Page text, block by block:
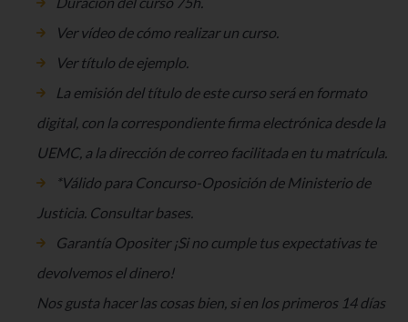
Ver vídeo de cómo realizar un curso.
Ver título de ejemplo.
La emisión del título de este curso será en formato
digital, con la correspondiente firma electrónica desde la
UEMC, a la dirección de correo facilitada en tu matrícula.
*Válido para Concurso-Oposición de Ministerio de
Justicia. Consultar bases.
Garantía Opositer ¡Si no cumple tus expectativas te
devolvemos el dinero!
Nos gusta hacer las cosas bien, si en los primeros 14 días